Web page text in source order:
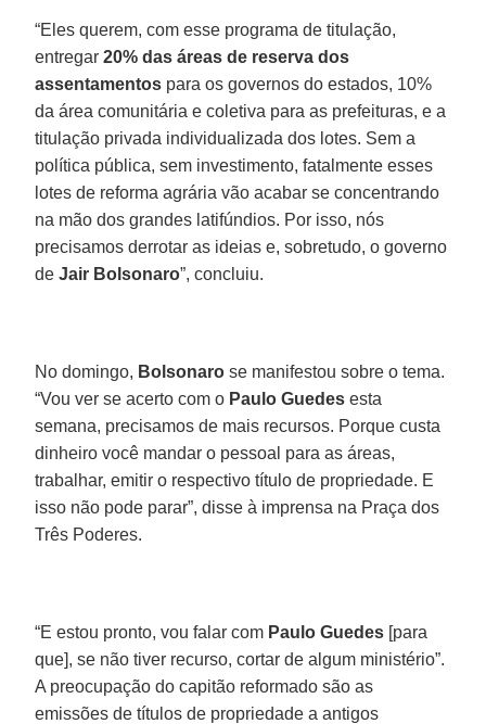
“Eles querem, com esse programa de titulação,
entregar20% das áreas de reserva dos
assentamentos para os governos do estados, 10%
da área comunitária e coletiva para as prefeituras, e a
titulação privada individualizada dos lotes. Sem a
política pública, sem investimento, fatalmente esses
lotes de reforma agrária vão acabar se concentrando
na mão dos grandes latifúndios. Por isso, nós
precisamos derrotar as ideias e, sobretudo, o governo
deJair Bolsonaro”, concluiu.
No domingo, Bolsonaro se manifestou sobre o tema.
“Vou ver se acerto com o Paulo Guedes esta
semana, precisamos de mais recursos. Porque custa
dinheiro você mandar o pessoal para as áreas,
trabalhar, emitir o respectivo título de propriedade. E
isso não pode parar”, disse à imprensa na Praça dos
Três Poderes.
“E estou pronto, vou falar com Paulo Guedes [para
que], se não tiver recurso, cortar de algum ministério”.
A preocupação do capitão reformado são as
emissões de títulos de propriedade a antigos